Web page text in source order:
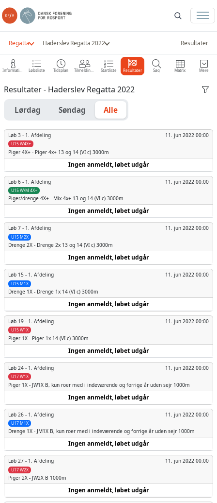
Regatta Haderslev Regatta 2022 Resultater
Information Løbsliste Tidsplan Tilmeldinger Startliste Resultater Søg Matrix Mere
Resultater - Haderslev Regatta 2022
Lørdag Søndag Alle
Løb 3 - 1. Afdeling 11. jun 2022 00:00
U15 W4X+
Piger 4X+ - Piger 4x+ 13 og 14 (VI c) 3000m
Ingen anmeldt, løbet udgår
Løb 6 - 1. Afdeling 11. jun 2022 00:00
U15 W/M 4X+
Piger/drenge 4X+ - Mix 4x+ 13 og 14 (VI c) 3000m
Ingen anmeldt, løbet udgår
Løb 7 - 1. Afdeling 11. jun 2022 00:00
U15 M2X
Drenge 2X - Drenge 2x 13 og 14 (VI c) 3000m
Ingen anmeldt, løbet udgår
Løb 15 - 1. Afdeling 11. jun 2022 00:00
U15 M1X
Drenge 1X - Drenge 1x 14 (VI c) 3000m
Ingen anmeldt, løbet udgår
Løb 19 - 1. Afdeling 11. jun 2022 00:00
U15 W1X
Piger 1X - Piger 1x 14 (VI c) 3000m
Ingen anmeldt, løbet udgår
Løb 24 - 1. Afdeling 11. jun 2022 00:00
U17 W1X
Piger 1X - JW1X B, kun roer med i indeværende og forrige år uden sejr 1000m
Ingen anmeldt, løbet udgår
Løb 26 - 1. Afdeling 11. jun 2022 00:00
U17 M1X
Drenge 1X - JM1X B, kun roer med i indeværende og forrige år uden sejr 1000m
Ingen anmeldt, løbet udgår
Løb 27 - 1. Afdeling 11. jun 2022 00:00
U17 W2X
Piger 2X - JW2X B 1000m
Ingen anmeldt, løbet udgår